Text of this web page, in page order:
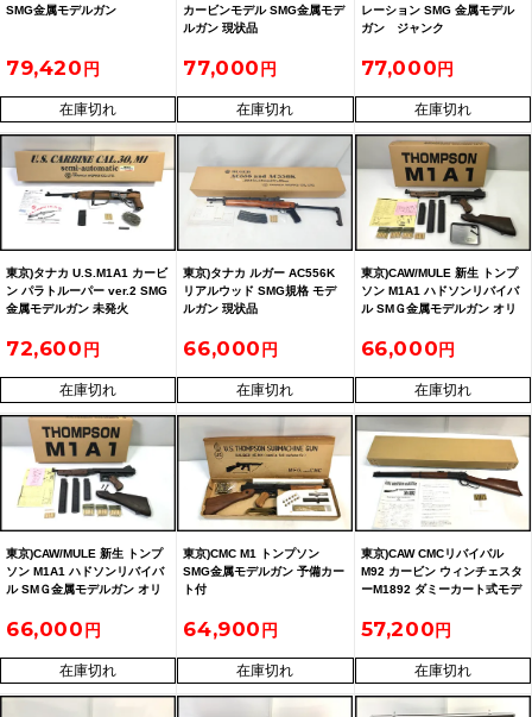
SMG金属モデルガン
79,420
在庫切れ
カービンモデル SMG金属モデ
ルガン 現状品
77,000
在庫切れ
レーション SMG 金属モデル
ガン ジャンク
77,000
在庫切れ
東京)タナカ U.S.M1A1 カービ
ン パラトルーパー ver.2 SMG
金属モデルガン 未発火
72,600
在庫切れ
東京)タナカ ルガー AC556K
リアルウッド SMG規格 モデ
ルガン 現状品
66,000
在庫切れ
東京)CAW/MULE 新生 トンプ
ソン M1A1 ハドソンリバイバ
ル SMＧ金属モデルガン オリ
66,000
在庫切れ
東京)CAW/MULE 新生 トンプ
ソン M1A1 ハドソンリバイバ
ル SMＧ金属モデルガン オリ
66,000
在庫切れ
東京)CMC M1 トンプソン
SMG金属モデルガン 予備カー
ト付
64,900
在庫切れ
東京)CAW CMCリバイバル
M92 カービン ウィンチェスタ
ーM1892 ダミーカート式モデ
57,200
在庫切れ